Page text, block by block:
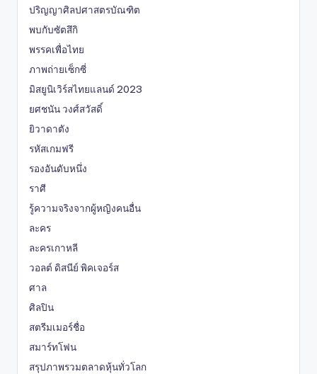
ปริญญาศิลปศาสตรบัณฑิต
พบกับซัตสึกิ
พรรคเพื่อไทย
ภาพถ่ายเซ็กซี่
มิสยูนิเวิร์สไทยแลนด์ 2023
ยศชนัน วงศ์สวัสดิ์
ยิวาดาตัง
รหัสเกมฟรี
รองอันดับหนึ่ง
ราศี
รู้ความจริงจากผู้หญิงคนอื่น
ละคร
ละครเกาหลี
วอลต์ ดิสนีย์ พิคเจอร์ส
ศาล
ศิลปิน
สตรีมเมอร์ชื่อ
สมาร์ทโฟน
สรุปภาพรวมตลาดหุ้นทั่วโลก